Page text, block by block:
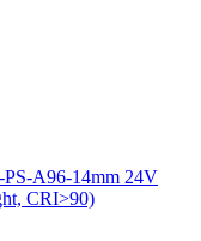
PS-A96-14mm 24V
CRI>90)